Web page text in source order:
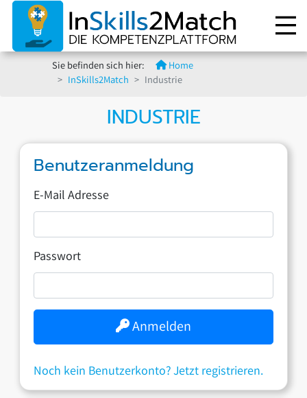
Sie befinden sich hier:
Home
InSkills2Match
Industrie
INDUSTRIE
Benutzeranmeldung
E-Mail Adresse
Passwort
Anmelden
Noch kein Benutzerkonto? Jetzt registrieren.